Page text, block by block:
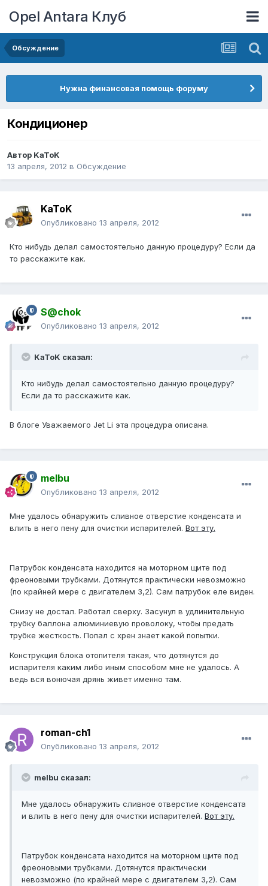
Opel Antara Клуб
Обсуждение
Нужна финансовая помощь форуму
Кондиционер
Автор KaToK
13 апреля, 2012 в Обсуждение
KaToK
Опубликовано 13 апреля, 2012
Кто нибудь делал самостоятельно данную процедуру? Если да
то расскажите как.
S@chok
Опубликовано 13 апреля, 2012
KaToK сказал:
Кто нибудь делал самостоятельно данную процедуру?
Если да то расскажите как.
В блоге Уважаемого Jet Li эта процедура описана.
melbu
Опубликовано 13 апреля, 2012
Мне удалось обнаружить сливное отверстие конденсата и
влить в него пену для очистки испарителей. Вот эту.
Патрубок конденсата находится на моторном щите под
фреоновыми трубками. Дотянутся практически невозможно
(по крайней мере с двигателем 3,2). Сам патрубок еле виден.
Снизу не достал. Работал сверху. Засунул в удлинительную
трубку баллона алюминиевую проволоку, чтобы предать
трубке жесткость. Попал с хрен знает какой попытки.
Конструкция блока отопителя такая, что дотянутся до
испарителя каким либо иным способом мне не удалось. А
ведь вся вонючая дрянь живет именно там.
roman-ch1
Опубликовано 13 апреля, 2012
melbu сказал:
Мне удалось обнаружить сливное отверстие конденсата
и влить в него пену для очистки испарителей. Вот эту.
Патрубок конденсата находится на моторном щите под
фреоновыми трубками. Дотянутся практически
невозможно (по крайней мере с двигателем 3,2). Сам